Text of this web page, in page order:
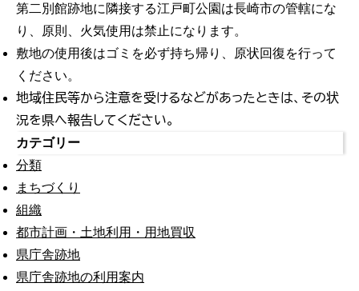
第二別館跡地に隣接する江戸町公園は長崎市の管轄にな
り、原則、火気使用は禁止になります。
敷地の使用後はゴミを必ず持ち帰り、原状回復を行って
ください。
地域住民等から注意を受けるなどがあったときは、その状
況を県へ報告してください。
カテゴリー
分類
まちづくり
組織
都市計画・土地利用・用地買収
県庁舎跡地
県庁舎跡地の利用案内